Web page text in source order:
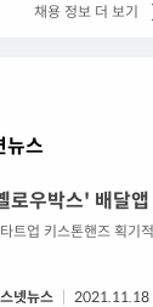
채용 정보 더 보기
뉴스
로우박스' 배달
전장? - 팍스넷뉴스
트업 키스톤핸즈 획기
넷뉴스 2021.11.18